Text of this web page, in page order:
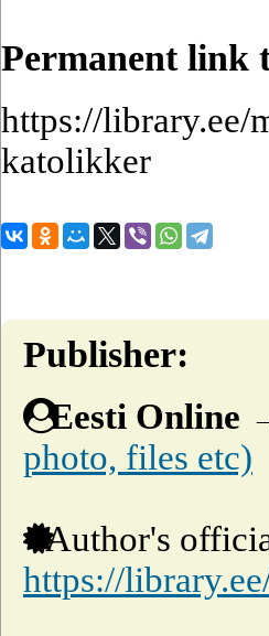
Permanent link
https://library.ee/
katolikker
Publisher:
Eesti Online
photo, files etc)
Author's
https://